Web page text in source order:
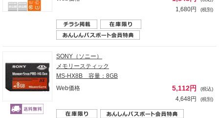
1,680円 (税別)
SONY（ソニー）
メモリースティック
MS-HX8B 容量：8GB
Web価格
5,112円 (税込)
4,648円 (税別)